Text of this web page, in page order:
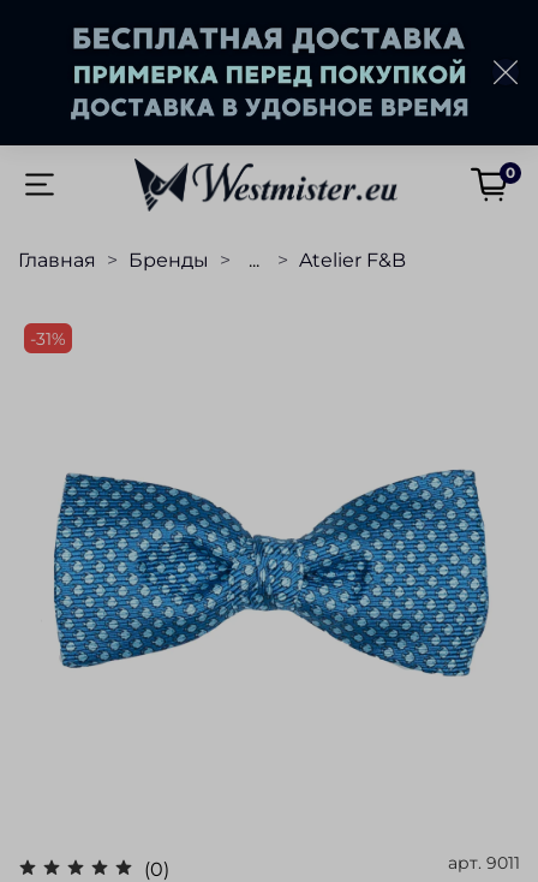
0
Главная Бренды ... Atelier F&B
-31%
(0) арт. 9011